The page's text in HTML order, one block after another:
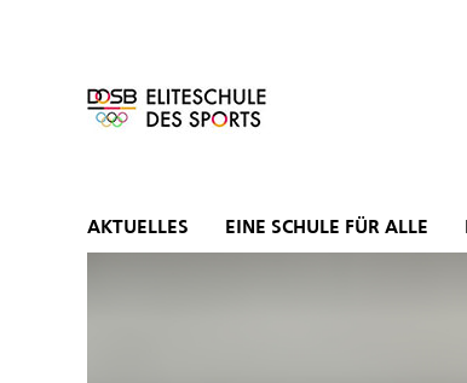
AKTUELLES EINE SCHULE FÜR ALLE